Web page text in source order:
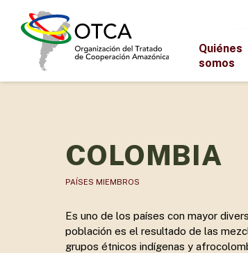
Quiénes
somos
COLOMBIA
PAÍSES MIEMBROS
Es uno de los países con mayor
población es el resultado de las
grupos étnicos indígenas y